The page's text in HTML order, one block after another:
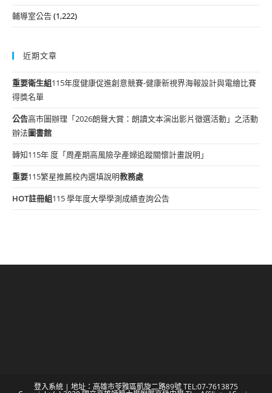
輔導室公告(1,222)
近期文章
重要衛生組115年度健康促進創意競賽-健康新視界海報設計與電繪比賽
得獎名單
公告高市圖辦理「2026朗聲大賞：朗讀文本演出影片徵選活動」之活動
辦法圖書館
轉知115年 度「周產期高風險孕產婦追蹤關懷計畫說明」
重要115繁星推薦校內選填說明教務處
HOT註冊組115 學年度大學學測成績查詢公告
登入系統 | 地址：高雄市苓雅區凱旋二路89號 TEL:07-7613875